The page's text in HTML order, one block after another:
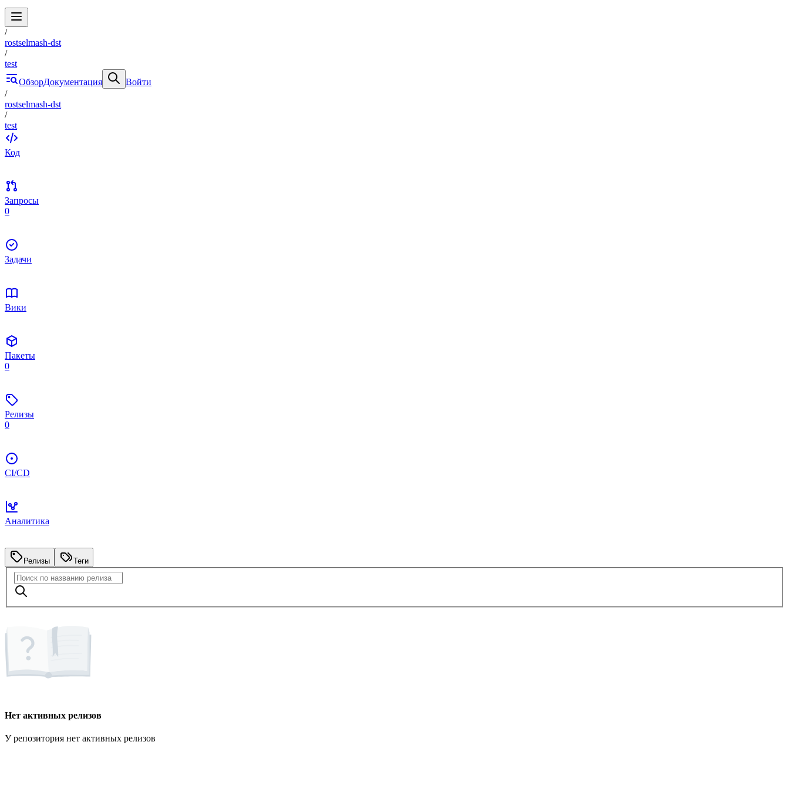
/
rostselmash-dst
/
test
ОбзорДокументация
Войти
/
rostselmash-dst
/
test
Код
Запросы
0
Задачи
Вики
Пакеты
0
Релизы
0
CI/CD
Аналитика
Релизы Теги
Нет активных релизов
У репозитория нет активных релизов